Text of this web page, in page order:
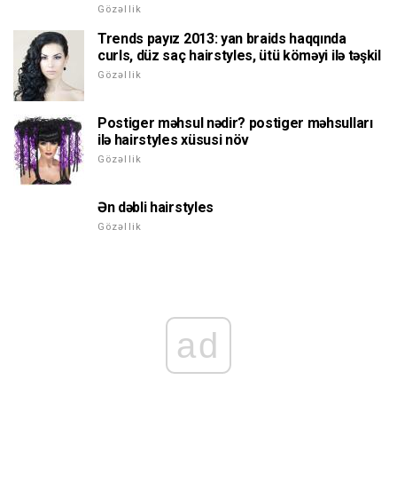
Gözəllik
Trends payız 2013: yan braids haqqında
curls, düz saç hairstyles, ütü köməyi ilə təşkil
Gözəllik
Postiger məhsul nədir? postiger məhsulları
ilə hairstyles xüsusi növ
Gözəllik
Ən dəbli hairstyles
Gözəllik
ad